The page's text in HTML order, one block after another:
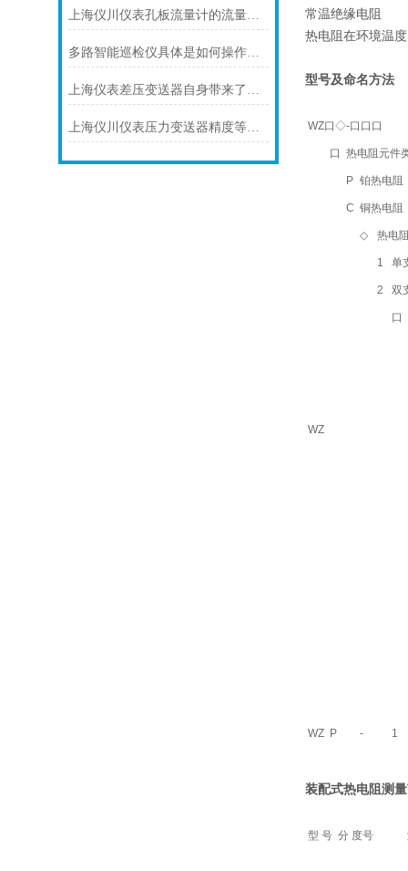
上海仪川仪表孔板流量计的流量计算公式
多路智能巡检仪具体是如何操作的呢？
上海仪表差压变送器自身带来了怎样的功能
上海仪川仪表压力变送器精度等级的划分方法
常温绝缘电阻
热电阻在环境温
型号及命名方法
WZ口◇-口口口
WZ
口 热电阻元件
P 铂热电阻
C 铜热电阻
◇ 热电
1 单
2 双
口
WZ P - 1
装配式热电阻测
型 号 分 度号